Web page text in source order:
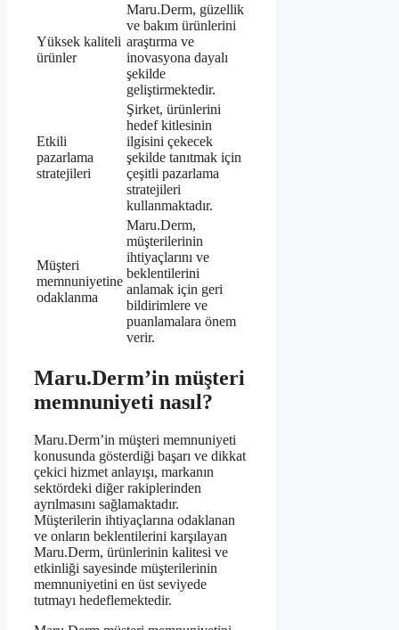
Yüksek kaliteli
ürünler
Maru.Derm, güzellik
ve bakım ürünlerini
araştırma ve
inovasyona dayalı
şekilde
geliştirmektedir.
Etkili
pazarlama
stratejileri
Şirket, ürünlerini
hedef kitlesinin
ilgisini çekecek
şekilde tanıtmak için
çeşitli pazarlama
stratejileri
kullanmaktadır.
Müşteri
memnuniyetine
odaklanma
Maru.Derm,
müşterilerinin
ihtiyaçlarını ve
beklentilerini
anlamak için geri
bildirimlere ve
puanlamalara önem
verir.
Maru.Derm’in müşteri
memnuniyeti nasıl?
Maru.Derm’in müşteri memnuniyeti
konusunda gösterdiği başarı ve dikkat
çekici hizmet anlayışı, markanın
sektördeki diğer rakiplerinden
ayrılmasını sağlamaktadır.
Müşterilerin ihtiyaçlarına odaklanan
ve onların beklentilerini karşılayan
Maru.Derm, ürünlerinin kalitesi ve
etkinliği sayesinde müşterilerinin
memnuniyetini en üst seviyede
tutmayı hedeflemektedir.